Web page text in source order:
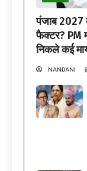
पंजाब 2027
फैक्टर? PM
निकले कई
NANDANI